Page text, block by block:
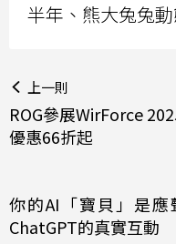
半年、熊大兔兔
上一則
ROG參展WirForce
優惠66折起
你的AI「寶貝」是
ChatGPT的真實互動